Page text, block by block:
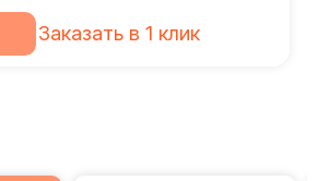
Заказать в 1 клик